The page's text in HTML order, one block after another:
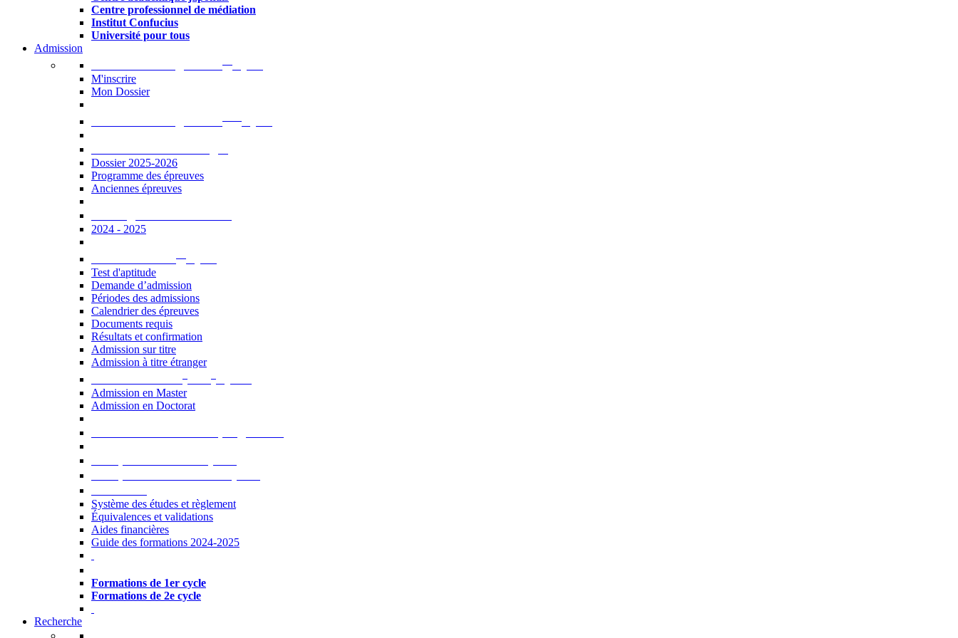
Centre professionnel de médiation
Institut Confucius
Université pour tous
Admission
M'inscrire
Mon Dossier
Dossier 2025-2026
Programme des épreuves
Anciennes épreuves
2024 - 2025
Test d'aptitude
Demande d’admission
Périodes des admissions
Calendrier des épreuves
Documents requis
Résultats et confirmation
Admission sur titre
Admission à titre étranger
Admission en Master
Admission en Doctorat
Système des études et règlement
Équivalences et validations
Aides financières
Guide des formations 2024-2025
Formations de 1er cycle
Formations de 2e cycle
Recherche